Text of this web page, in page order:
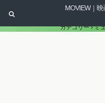
MOVIEW｜
カテゴリー ›ミ